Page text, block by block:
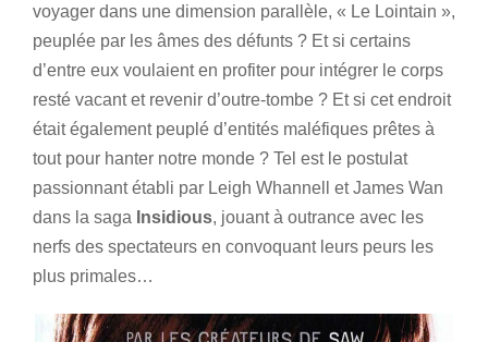
voyager dans une dimension parallèle, « Le Lointain »,
peuplée par les âmes des défunts ? Et si certains
d’entre eux voulaient en profiter pour intégrer le corps
resté vacant et revenir d’outre-tombe ? Et si cet endroit
était également peuplé d’entités maléfiques prêtes à
tout pour hanter notre monde ? Tel est le postulat
passionnant établi par Leigh Whannell et James Wan
dans la saga Insidious, jouant à outrance avec les
nerfs des spectateurs en convoquant leurs peurs les
plus primales…